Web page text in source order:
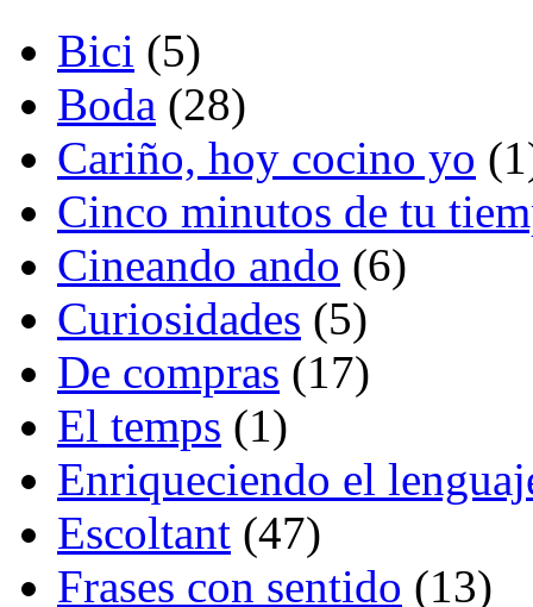
Bici (5)
Boda (28)
Cariño, hoy cocino yo
Cinco minutos de tu
Cineando ando (6)
Curiosidades (5)
De compras (17)
El temps (1)
Enriqueciendo el
Escoltant (47)
Frases con sentido (13)